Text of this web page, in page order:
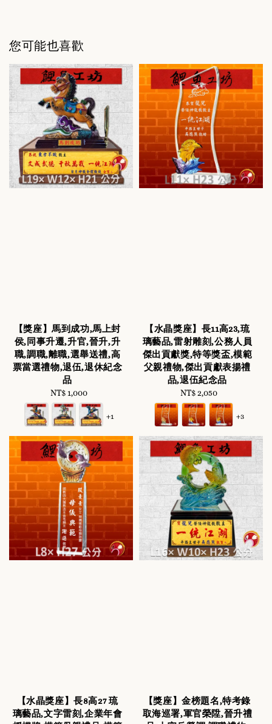
您可能也喜歡
【獎座】馬到成功,馬上封
侯,同事升遷,升官,晉升,升
職,調職,離職,選舉送禮,高
票當選禮物,退伍,退休紀念
品
Regular
price
NT$ 1,000
+1
【水晶獎座】長11高23,琉
璃藝品,雷射雕刻,公務人員
傑出貢獻獎,特等獎盃,模範
父親禮物,傑出貢獻表揚禮
品,退伍紀念品
Regular
price
NT$ 2,050
+3
【水晶獎座】長8高27 琉
璃藝品,文字雷刻,企業年會
【獎座】金榜題名,特考錄
取海巡署,軍官榮陞,晉升禮